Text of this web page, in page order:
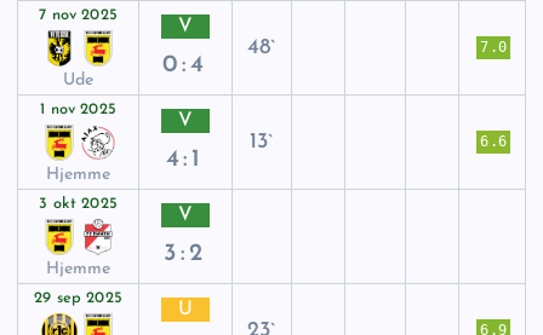
7 nov 2025
Ude
V
0:4
48` 7.0
1 nov 2025
Hjemme
V
4:1
13` 6.6
3 okt 2025
Hjemme
V
3:2
29 sep 2025
U
6.9